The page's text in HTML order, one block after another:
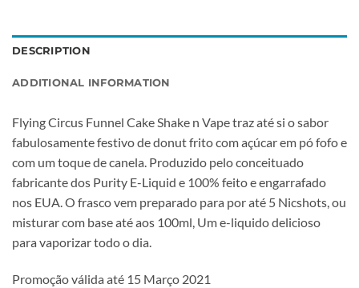
DESCRIPTION
ADDITIONAL INFORMATION
Flying Circus Funnel Cake Shake n Vape traz até si o sabor
fabulosamente festivo de donut frito com açúcar em pó fofo e
com um toque de canela. Produzido pelo conceituado
fabricante dos Purity E-Liquid e 100% feito e engarrafado
nos EUA. O frasco vem preparado para por até 5 Nicshots, ou
misturar com base até aos 100ml, Um e-liquido delicioso
para vaporizar todo o dia.
Promoção válida até 15 Março 2021